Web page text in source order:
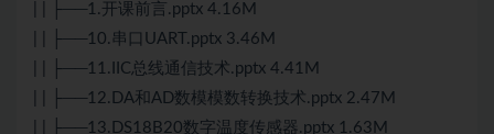
| | ├──1.开课前言.pptx 4.16M
| | ├──10.串口UART.pptx 3.46M
| | ├──11.IIC总线通信技术.pptx 4.41M
| | ├──12.DA和AD数模模数转换技术.pptx 2.47M
| | ├──13.DS18B20数字温度传感器.pptx 1.63M